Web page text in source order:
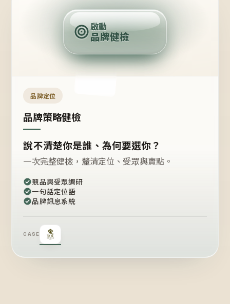
定
位
點
啟動
品牌健檢
品牌定位
品牌策略健檢
說不清楚你是誰、為何要選你？
一次完整健檢，釐清定位、受眾與賣點。
競品與受眾調研
一句話定位語
品牌訊息系統
CASE